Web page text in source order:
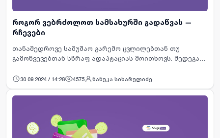
როგორ ვებრძოლოთ სამსახურში გადაწვას —
რჩევები
თანამედროვე სამუშაო გარემო ცვლილებთან თუ
გამოწვევებთან სწრაფ ადაპტაციას მოითხოვს. შედეგად
დასაქმებულთათვის მნიშვნელოვან პრობლემად იქცა.
სამსახურში გადა…
30.09.2024 / 14:28 4575 ნანუკა სიხარულიძე